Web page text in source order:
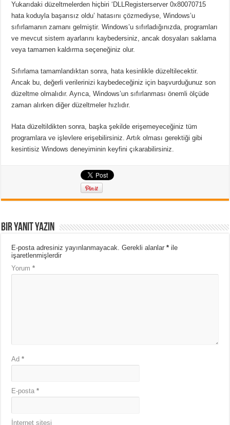
Yukarıdaki düzeltmelerden hiçbiri ‘DLLRegisterserver 0x80070715
hata koduyla başarısız oldu’ hatasını çözmediyse, Windows’u
sıfırlamanın zamanı gelmiştir. Windows’u sıfırladığınızda, programları
ve mevcut sistem ayarlarını kaybedersiniz, ancak dosyaları saklama
veya tamamen kaldırma seçeneğiniz olur.
Sıfırlama tamamlandıktan sonra, hata kesinlikle düzeltilecektir.
Ancak bu, değerli verilerinizi kaybedeceğiniz için başvurduğunuz son
düzeltme olmalıdır. Ayrıca, Windows’un sıfırlanması önemli ölçüde
zaman alırken diğer düzeltmeler hızlıdır.
Hata düzeltildikten sonra, başka şekilde erişemeyeceğiniz tüm
programlara ve işlevlere erişebilirsiniz. Artık olması gerektiği gibi
kesintisiz Windows deneyiminin keyfini çıkarabilirsiniz.
Bir yanıt yazın
E-posta adresiniz yayınlanmayacak. Gerekli alanlar* ile
işaretlenmişlerdir
Yorum*
Ad*
E-posta*
İnternet sitesi